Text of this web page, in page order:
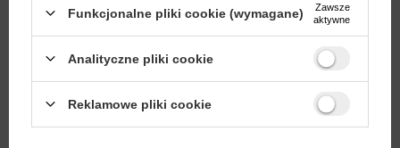
Odporny na warunki
atmosferyczne i UV
Kabel Ugreen NW150 wyróżnia się
wyjątkową odpornością na warunki
atmosferyczne - dzięki oplotowi
nylonowemu z osłoną PVC. Taka
konstrukcja zapewnia nie tylko ochronę
Wystarczy założyć konto
zakupy za
odblokować zniżki na kolejne
Funkcjonalne pliki cookie (wymagane)
Zawsze
aktywne
Analityczne pliki cookie
Reklamowe pliki cookie